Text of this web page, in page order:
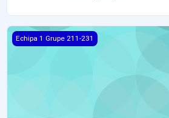
GRUPA 221
Echipa 1 Grupe 211-231